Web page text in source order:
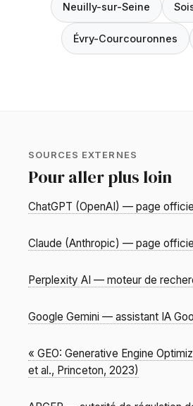
Neuilly-sur-Seine
Évry-Courcouronnes
SOURCES EXTERNES
Pour aller plus loin
ChatGPT (OpenAI) — page
Claude (Anthropic) — page
Perplexity AI — moteur de
Google Gemini — assistant IA
« GEO: Generative Engine
et al., Princeton, 2023)